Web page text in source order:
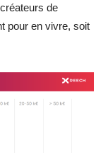
de
pour en vivre, soit